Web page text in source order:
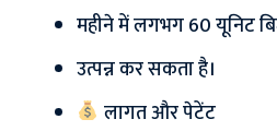
महीने में लगभग 60 यूनिट
उत्पन्न कर सकता है।
लागत और पेटेंट